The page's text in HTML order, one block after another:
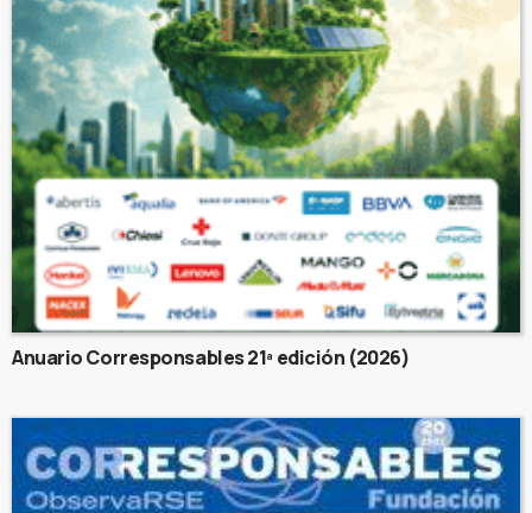
Anuario Corresponsables 21ª edición (2026)